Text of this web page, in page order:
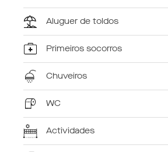
Aluguer de toldos
Primeiros socorros
Chuveiros
WC
Actividades